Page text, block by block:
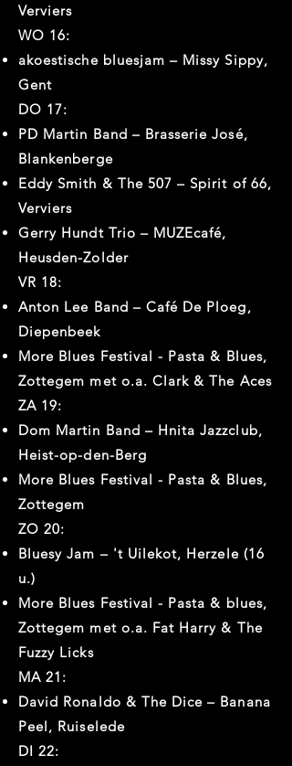
Verviers
WO 16:
akoestische bluesjam – Missy Sippy,
Gent
DO 17:
PD Martin Band – Brasserie José,
Blankenberge
Eddy Smith & The 507 – Spirit of 66,
Verviers
Gerry Hundt Trio – MUZEcafé,
Heusden-Zolder
VR 18:
Anton Lee Band – Café De Ploeg,
Diepenbeek
More Blues Festival - Pasta & Blues,
Zottegem met o.a. Clark & The Aces
ZA 19:
Dom Martin Band – Hnita Jazzclub,
Heist-op-den-Berg
More Blues Festival - Pasta & Blues,
Zottegem
ZO 20:
Bluesy Jam – 't Uilekot, Herzele (16
u.)
More Blues Festival - Pasta & blues,
Zottegem met o.a. Fat Harry & The
Fuzzy Licks
MA 21:
David Ronaldo & The Dice – Banana
Peel, Ruiselede
DI 22: